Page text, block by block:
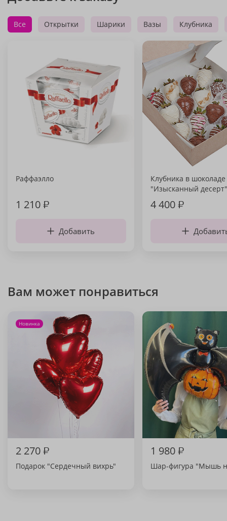
Все Открытки Шарики Вазы Клубника
Раффаэлло
1 210₽
Добавить
Клубника в шоколаде
"Изысканный десерт"
4 400₽
Вам может понравиться
Новинка
2 270₽
Подарок "Сердечный вихрь"
1 980₽
Шар-фигура "Мышь